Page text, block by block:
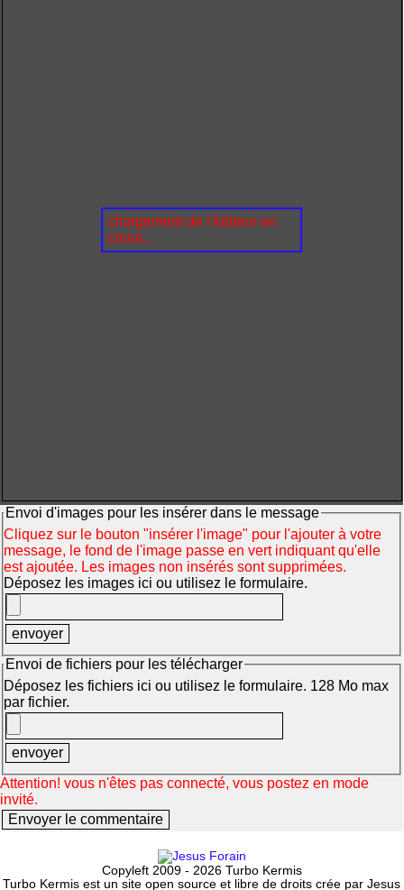
chargement de l'éditeur en
cours...
Envoi d'images pour les insérer dans le message
Cliquez sur le bouton "insérer l'image" pour l'ajouter à votre
message, le fond de l'image passe en vert indiquant qu'elle
est ajoutée. Les images non insérés sont supprimées.
Déposez les images ici ou utilisez le formulaire.
Envoi de fichiers pour les télécharger
Déposez les fichiers ici ou utilisez le formulaire. 128 Mo max
par fichier.
Attention! vous n'êtes pas connecté, vous postez en mode
invité.
Copyleft 2009 - 2026 Turbo Kermis
Turbo Kermis est un site open source et libre de droits crée par Jesus